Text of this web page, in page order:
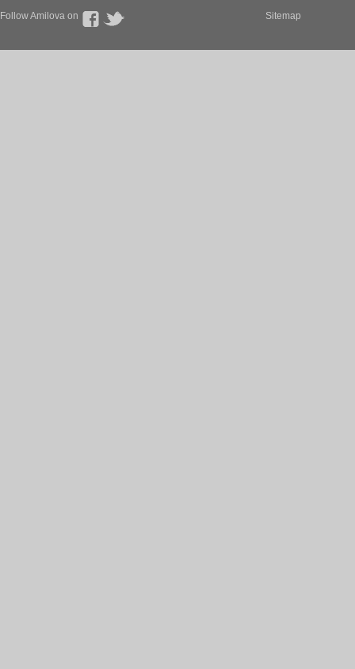
Follow Amilova on Sitemap